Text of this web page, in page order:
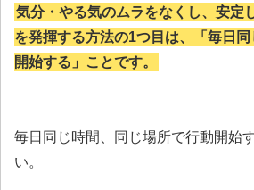
気分・やる気のムラをなくし、安定
を発揮する方法の1つ目は、「毎日
開始する」ことです。
毎日同じ時間、同じ場所で行動開始
い。